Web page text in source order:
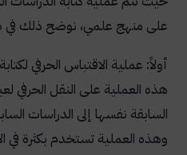
على منهج علمي، نوضح ذلك في
أولاً: عملية الاقتباس الحرفي
هذه العملية على النقل الحرفي
السابقة نفسها إلى الدراسات
وهذه العملية تستخدم بكثرة في